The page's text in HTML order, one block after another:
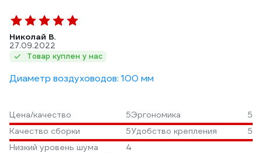
Николай В.
27.09.2022
Товар куплен у нас
Диаметр воздуховодов: 100 мм
Цена/качество 5Эргономика
5
Качество сборки
5Удобство крепления
5
Низкий уровень шума
4